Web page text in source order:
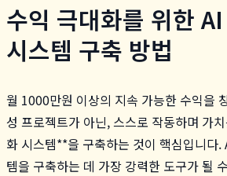
수익 극대화를 위한
시스템 구축 방법
월 1000만원 이상의 지속 가능한 수익을
성 프로젝트가 아닌, 스스로 작동하며 가
화 시스템**을 구축하는 것이 핵심입니다.
템을 구축하는 데 가장 강력한 도구가 될